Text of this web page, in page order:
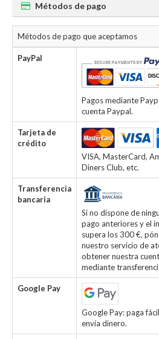
Métodos de pago
Métodos de pago que aceptamos
PayPal
Pagos mediante
cuenta Paypal.
Tarjeta de
crédito
VISA, MasterCard,
Diners Club, etc.
Transferencia
bancaria
Si no dispone de
pago anteriores y el
supera los 300 €,
nuestro servicio de
obtener nuestra
mediante
Google Pay
Google Pay: paga
envía dinero.